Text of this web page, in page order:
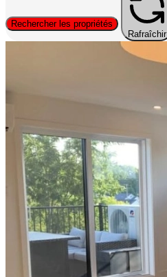
Rechercher les propriétés
Rafraîchir